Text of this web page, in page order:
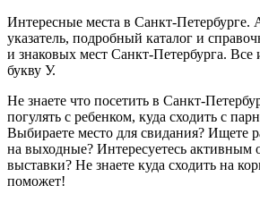
Интересные места в Санкт-Петербурге.
указатель, подробный каталог и
и знаковых мест Санкт-Петербурга. Все
букву У.
Не знаете что посетить в Санкт-
погулять с ребенком, куда сходить с
Выбираете место для свидания? Ищете
на выходные? Интересуетесь активным
выставки? Не знаете куда сходить на
поможет!